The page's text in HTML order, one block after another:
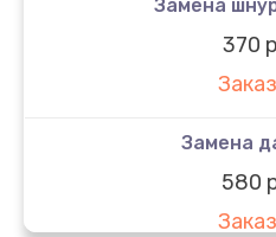
Замена
370
Замена
580